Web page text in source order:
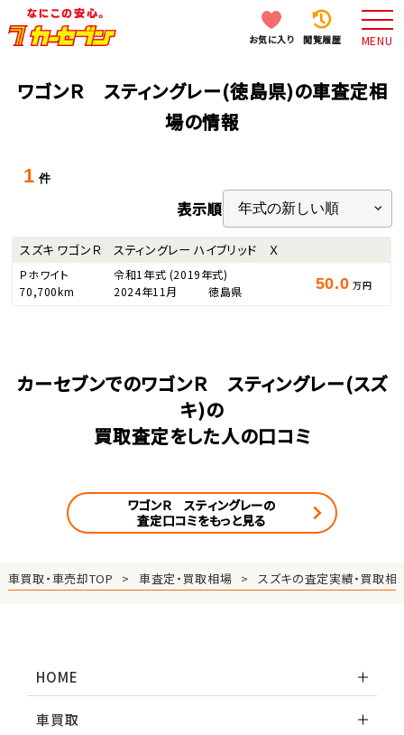
お気に入り 閲覧履歴 MENU
ワゴンＲ スティングレー(徳島県)の車査定相
場の情報
1 件
表示順
スズキ ワゴンＲ スティングレー ハイブリッド Ｘ
Ｐホワイト 令和1年式 (2019年式)
70,700km
2024年11月 徳島県 50.0 万円
カーセブンでのワゴンＲ スティングレー(スズ
キ)の
買取査定をした人の口コミ
ワゴンＲ スティングレーの
査定口コミをもっと見る
車買取・車売却TOP 車査定・買取相場 スズキの査定実績・買取相
HOME
車買取